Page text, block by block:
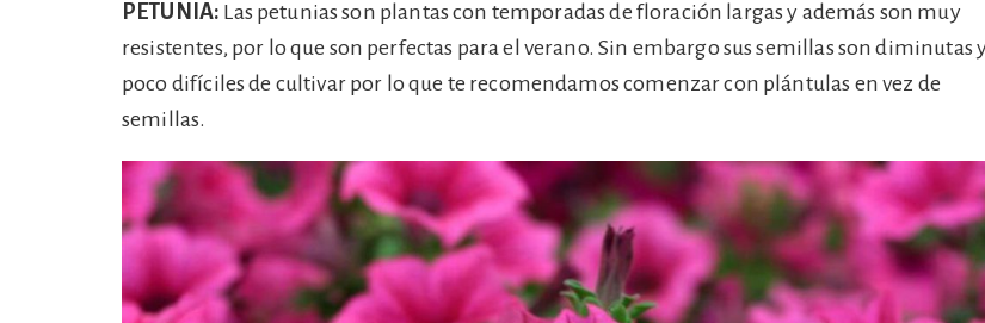
PETUNIA: Las petunias son plantas con temporadas de floración largas y además son muy
resistentes, por lo que son perfectas para el verano. Sin embargo sus semillas son diminutas
poco difíciles de cultivar por lo que te recomendamos comenzar con plántulas en vez de
semillas.